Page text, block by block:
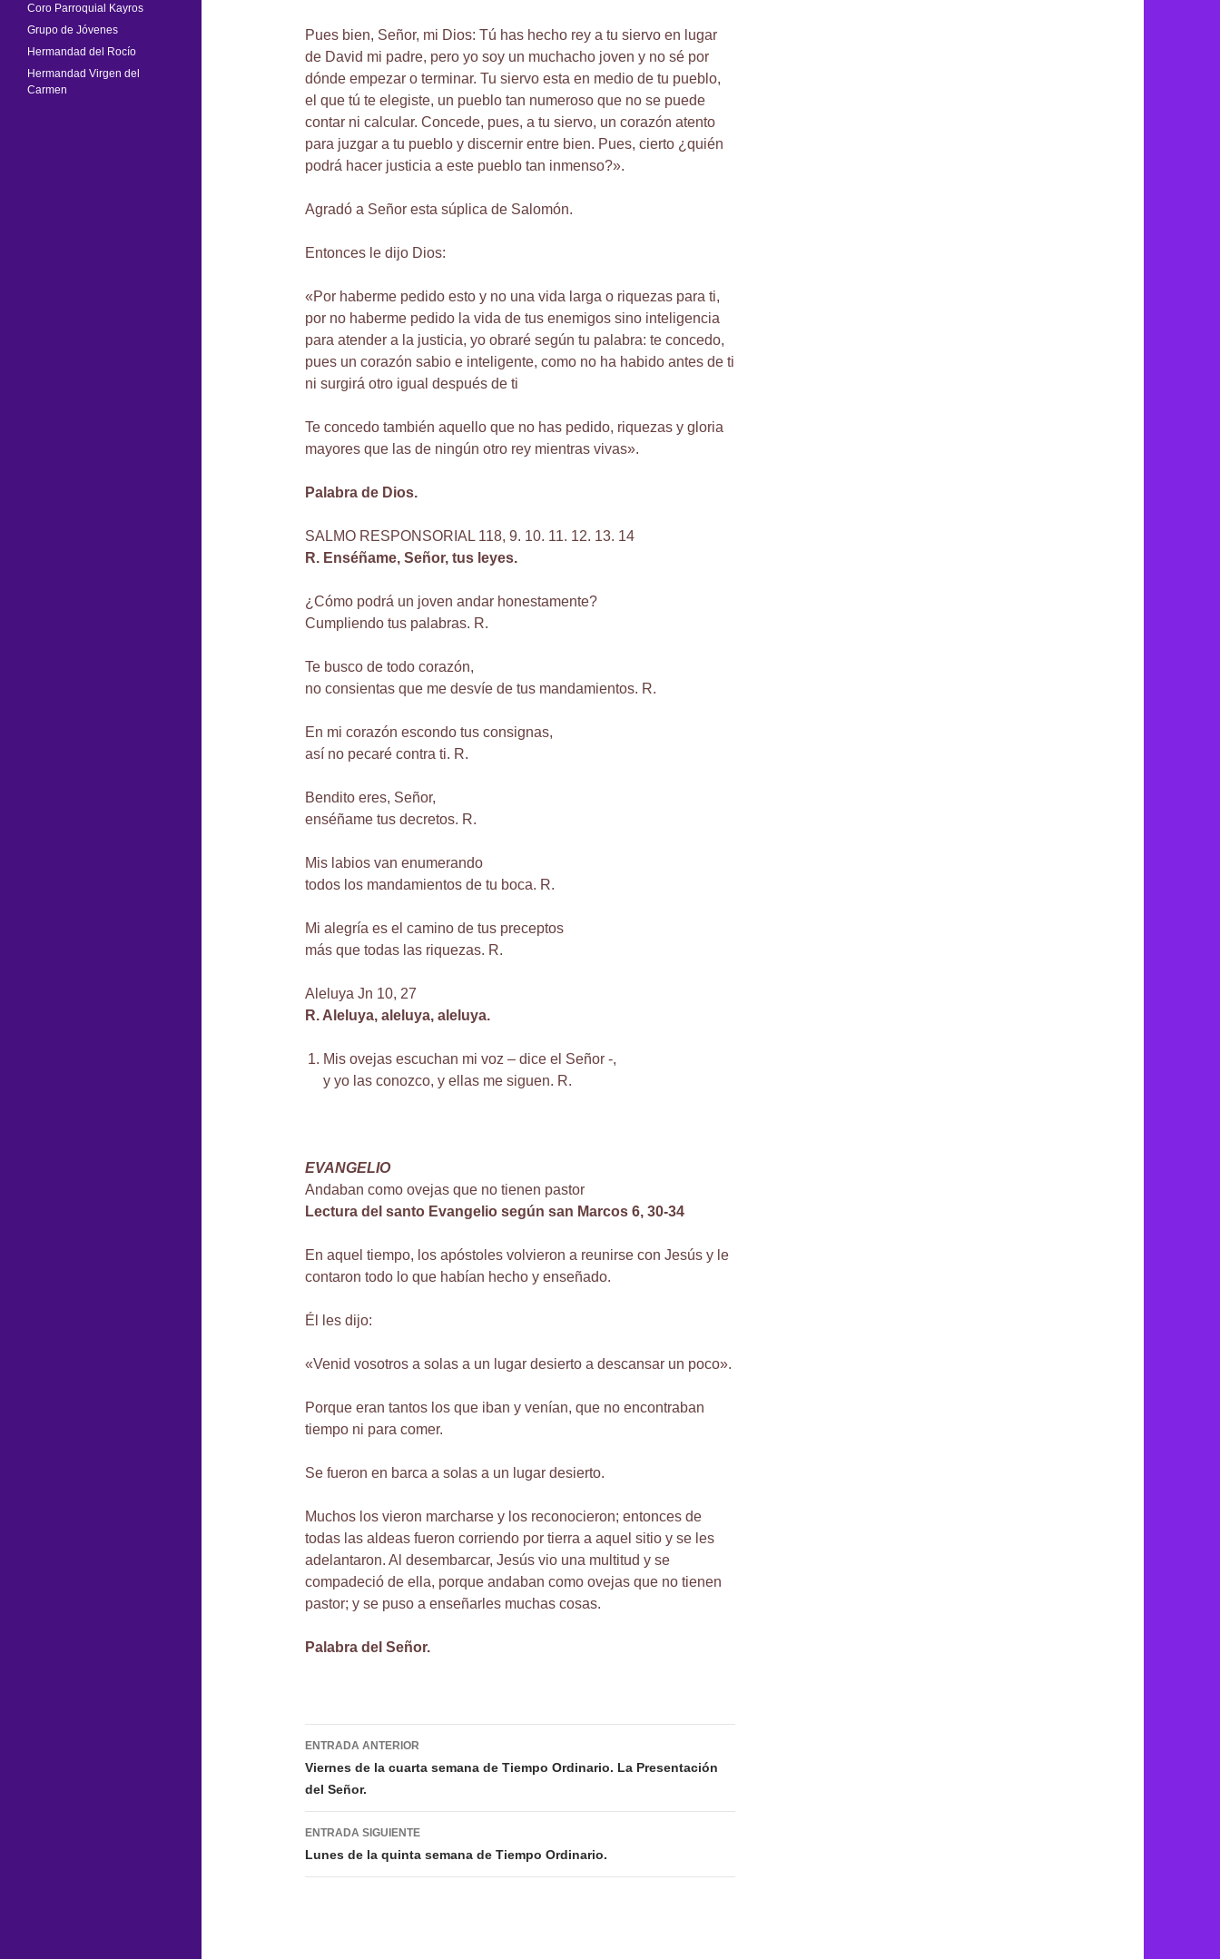
Pues bien, Señor, mi Dios: Tú has hecho rey a tu siervo en lugar
de David mi padre, pero yo soy un muchacho joven y no sé por
dónde empezar o terminar. Tu siervo esta en medio de tu pueblo,
el que tú te elegiste, un pueblo tan numeroso que no se puede
contar ni calcular. Concede, pues, a tu siervo, un corazón atento
para juzgar a tu pueblo y discernir entre bien. Pues, cierto ¿quién
podrá hacer justicia a este pueblo tan inmenso?».
Agradó a Señor esta súplica de Salomón.
Entonces le dijo Dios:
«Por haberme pedido esto y no una vida larga o riquezas para ti,
por no haberme pedido la vida de tus enemigos sino inteligencia
para atender a la justicia, yo obraré según tu palabra: te concedo,
pues un corazón sabio e inteligente, como no ha habido antes de ti
ni surgirá otro igual después de ti
Te concedo también aquello que no has pedido, riquezas y gloria
mayores que las de ningún otro rey mientras vivas».
Palabra de Dios.
SALMO RESPONSORIAL 118, 9. 10. 11. 12. 13. 14
R. Enséñame, Señor, tus leyes.
¿Cómo podrá un joven andar honestamente?
Cumpliendo tus palabras. R.
Te busco de todo corazón,
no consientas que me desvíe de tus mandamientos. R.
En mi corazón escondo tus consignas,
así no pecaré contra ti. R.
Bendito eres, Señor,
enséñame tus decretos. R.
Mis labios van enumerando
todos los mandamientos de tu boca. R.
Mi alegría es el camino de tus preceptos
más que todas las riquezas. R.
Aleluya Jn 10, 27
R. Aleluya, aleluya, aleluya.
Mis ovejas escuchan mi voz – dice el Señor -,
y yo las conozco, y ellas me siguen. R.
EVANGELIO
Andaban como ovejas que no tienen pastor
Lectura del santo Evangelio según san Marcos 6, 30-34
En aquel tiempo, los apóstoles volvieron a reunirse con Jesús y le
contaron todo lo que habían hecho y enseñado.
Él les dijo:
«Venid vosotros a solas a un lugar desierto a descansar un poco».
Porque eran tantos los que iban y venían, que no encontraban
tiempo ni para comer.
Se fueron en barca a solas a un lugar desierto.
Muchos los vieron marcharse y los reconocieron; entonces de
todas las aldeas fueron corriendo por tierra a aquel sitio y se les
adelantaron. Al desembarcar, Jesús vio una multitud y se
compadeció de ella, porque andaban como ovejas que no tienen
pastor; y se puso a enseñarles muchas cosas.
Palabra del Señor.
Navegación
de
entradas
ENTRADA ANTERIOR
Viernes de la cuarta semana de Tiempo Ordinario. La Presentación
del Señor.
ENTRADA SIGUIENTE
Lunes de la quinta semana de Tiempo Ordinario.
Coro Parroquial Kayros
Grupo de Jóvenes
Hermandad del Rocío
Hermandad Virgen del
Carmen